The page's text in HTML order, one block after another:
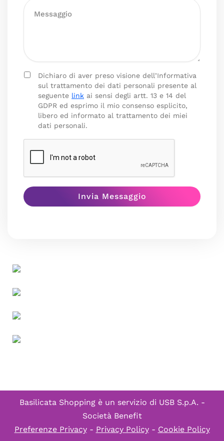
Dichiaro di aver preso visione dell’Informativa
sul trattamento dei dati personali presente al
seguente link ai sensi degli artt. 13 e 14 del
GDPR ed esprimo il mio consenso esplicito,
libero ed informato al trattamento dei miei
dati personali.
Basilicata Shopping è un servizio di USB S.p.A. -
Società Benefit
Preferenze Privacy- Privacy Policy- Cookie Policy